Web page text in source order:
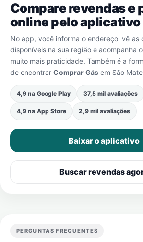
Compare revendas e
online pelo aplicativo
No app, você informa o endereço, vê as
disponíveis na sua região e acompanha
muito mais praticidade. Também é a
de encontrar Comprar Gás em São
4,9 na Google Play 37,5 mil avaliações
4,9 na App Store 2,9 mil avaliações
Baixar o aplicativo
Buscar revendas
PERGUNTAS FREQUENTES